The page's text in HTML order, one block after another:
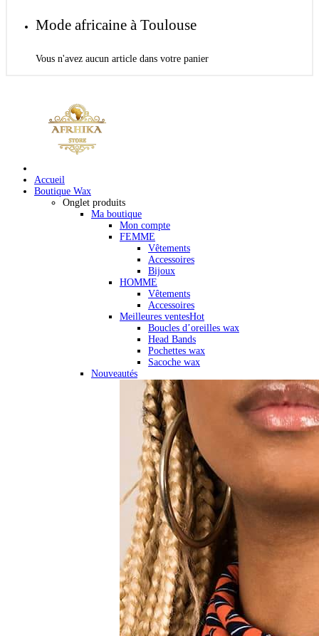
Mode africaine à Toulouse
Vous n'avez aucun article dans votre panier
Accueil
Boutique Wax
Onglet produits
Ma boutique
Mon compte
FEMME
Vêtements
Accessoires
Bijoux
HOMME
Vêtements
Accessoires
Meilleures ventesHot
Boucles d’oreilles wax
Head Bands
Pochettes wax
Sacoche wax
Nouveautés